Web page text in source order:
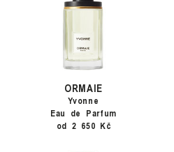
ORMAIE
Yvonne
Eau de Parfum
od 2 650 Kč